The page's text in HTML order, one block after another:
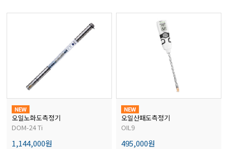
자저울/점도계/핀홀탐지기
이크로피펫
분계/회전계/도막두께/초음파두께측정기
오일노화도측정기
DOM-24 Ti
1,144,000원
오일산패도측정기
OIL9
495,000원